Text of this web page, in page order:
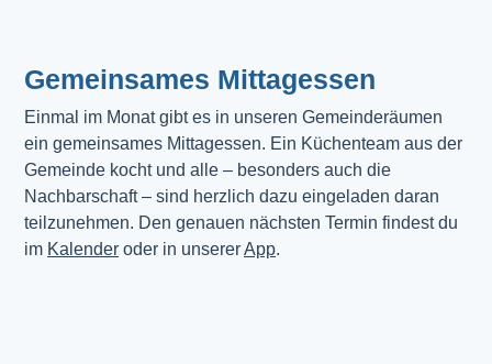
Gemeinsames Mittagessen
Einmal im Monat gibt es in unseren Gemeinderäumen
ein gemeinsames Mittagessen. Ein Küchenteam aus der
Gemeinde kocht und alle – besonders auch die
Nachbarschaft – sind herzlich dazu eingeladen daran
teilzunehmen. Den genauen nächsten Termin findest du
im Kalender oder in unserer App.